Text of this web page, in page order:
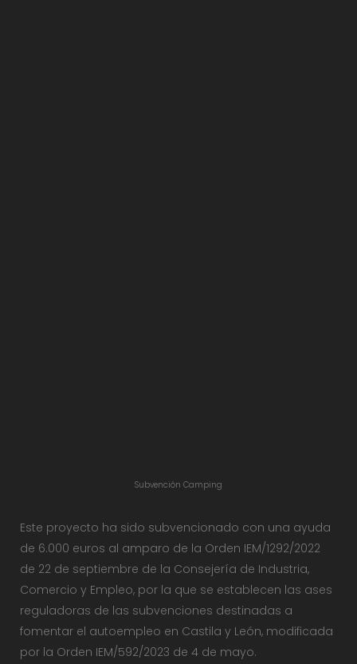
Subvención Camping
Este proyecto ha sido subvencionado con una ayuda
de 6.000 euros al amparo de la Orden IEM/1292/2022
de 22 de septiembre de la Consejería de Industria,
Comercio y Empleo, por la que se establecen las ases
reguladoras de las subvenciones destinadas a
fomentar el autoempleo en Castila y León, modificada
por la Orden IEM/592/2023 de 4 de mayo.